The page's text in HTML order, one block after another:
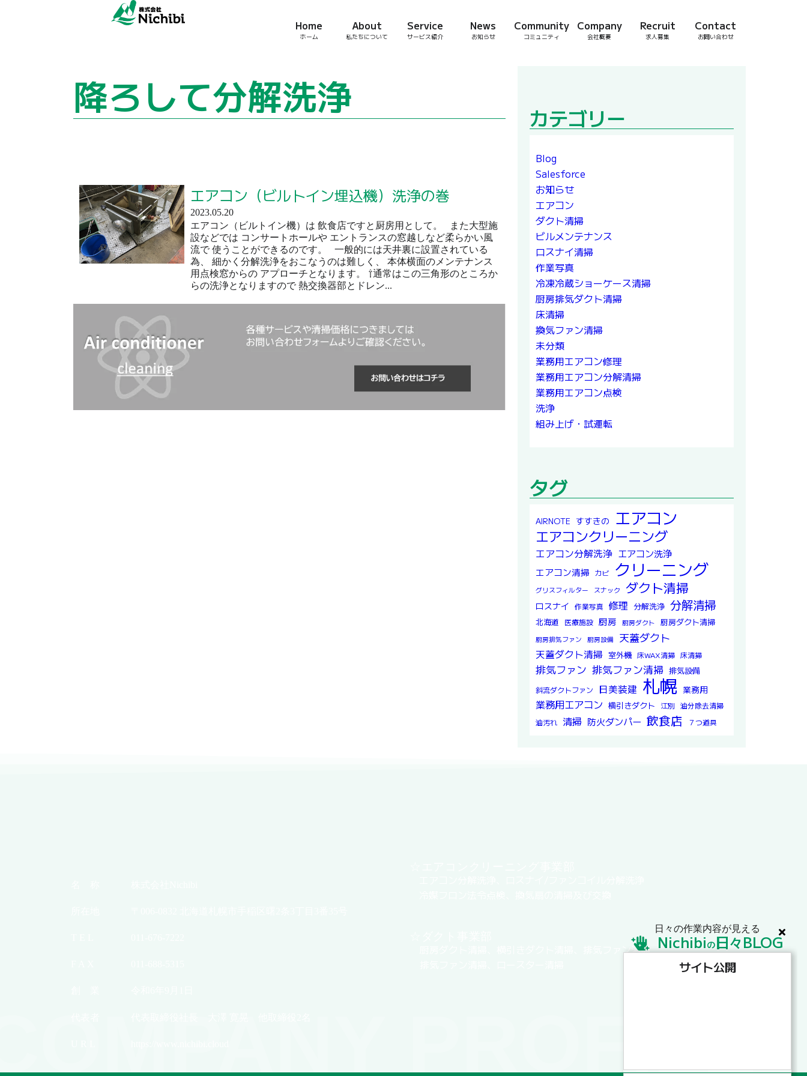
Home
ホーム
About
私たちについて
Service
サービス紹介
News
お知らせ
Community
コミュニティ
Company
会社概要
Recruit
求人募集
Contact
お問い合わせ
降ろして分解洗浄
エアコン（ビルトイン埋込機）洗浄の巻
2023.05.20
エアコン（ビルトイン機）は 飲食店ですと厨房用として。 また大型施
設などでは コンサートホールや エントランスの窓越しなど柔らかい風
流で 使うことができるのです。 一般的には天井裏に設置されている
為、 細かく分解洗浄をおこなうのは難しく、 本体横面のメンテナンス
用点検窓からの アプローチとなります。 ⇧通常はこの三角形のところか
らの洗浄となりますので 熱交換器部とドレン...
カテゴリー
Blog
Salesforce
お知らせ
エアコン
ダクト清掃
ビルメンテナンス
ロスナイ清掃
作業写真
冷凍冷蔵ショーケース清掃
厨房排気ダクト清掃
床清掃
換気ファン清掃
未分類
業務用エアコン修理
業務用エアコン分解清掃
業務用エアコン点検
洗浄
組み上げ・試運転
タグ
AIRNOTE すすきの エアコン
エアコンクリーニング
エアコン分解洗浄 エアコン洗浄
エアコン清掃 カビ クリーニング
グリスフィルター スナック ダクト清掃
ロスナイ 作業写真 修理 分解洗浄 分解清掃
北海道 医療施設 厨房 厨房ダクト 厨房ダクト清掃
厨房排気ファン 厨房設備 天蓋ダクト
天蓋ダクト清掃 室外機 床WAX清掃 床清掃
排気ファン 排気ファン清掃 排気設備
斜流ダクトファン 日美装建 札幌 業務用
業務用エアコン 横引きダクト 江別 油分除去清掃
油汚れ 清掃 防火ダンパー 飲食店 ７つ道具
厨房ダクト清掃、横引きダクト清掃、排気ファン清掃
PROFILE
日々の作業内容が見える
Nichibiの日々BLOG
サイト公開